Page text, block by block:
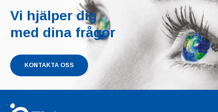
Vi hjälper dig
med dina frågor
KONTAKTA OSS